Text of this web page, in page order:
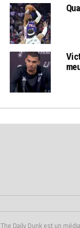
The Daily Dunk est un